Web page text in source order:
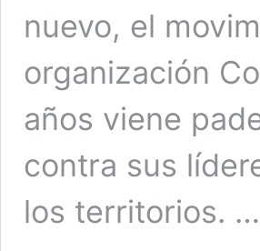
nuevo, el
organización
años viene
contra sus
los territorios. …